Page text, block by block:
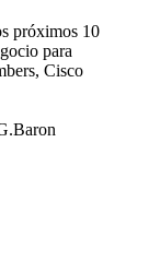
próximos 10
para
Cisco